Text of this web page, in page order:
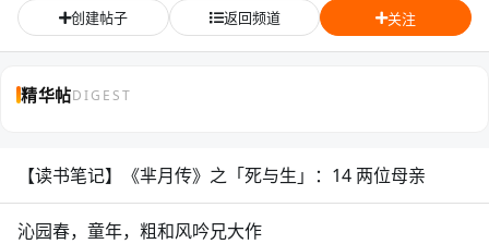
创建帖子
返回频道 关注
精华帖DIGEST
【读书笔记】《芈月传》之「死与生」：14 两位母亲
沁园春，童年，粗和风吟兄大作